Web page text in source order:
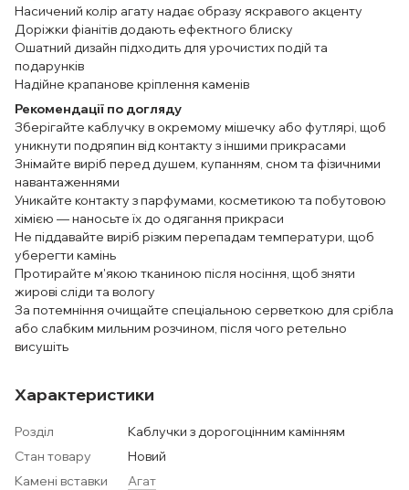
Насичений колір агату надає образу яскравого акценту
Доріжки фіанітів додають ефектного блиску
Ошатний дизайн підходить для урочистих подій та
подарунків
Надійне крапанове кріплення каменів
Рекомендації по догляду
Зберігайте каблучку в окремому мішечку або футлярі, щоб
уникнути подряпин від контакту з іншими прикрасами
Знімайте виріб перед душем, купанням, сном та фізичними
навантаженнями
Уникайте контакту з парфумами, косметикою та побутовою
хімією — наносьте їх до одягання прикраси
Не піддавайте виріб різким перепадам температури, щоб
уберегти камінь
Протирайте м'якою тканиною після носіння, щоб зняти
жирові сліди та вологу
За потемніння очищайте спеціальною серветкою для срібла
або слабким мильним розчином, після чого ретельно
висушіть
Характеристики
Розділ
Каблучки з дорогоцінним камінням
Стан товару
Новий
Камені вставки
Агат